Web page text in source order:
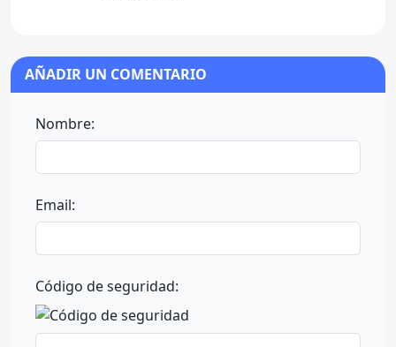
AÑADIR UN COMENTARIO
Nombre:
Email:
Código de seguridad: